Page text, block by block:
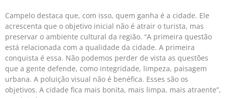
Campelo destaca que, com isso, quem ganha é a cidade. Ele
acrescenta que o objetivo inicial não é atrair o turista, mas
preservar o ambiente cultural da região. “A primeira questão
está relacionada com a qualidade da cidade. A primeira
conquista é essa. Não podemos perder de vista as questões
que a gente defende, como integridade, limpeza, paisagem
urbana. A poluição visual não é benéfica. Esses são os
objetivos. A cidade fica mais bonita, mais limpa, mais atraente”,